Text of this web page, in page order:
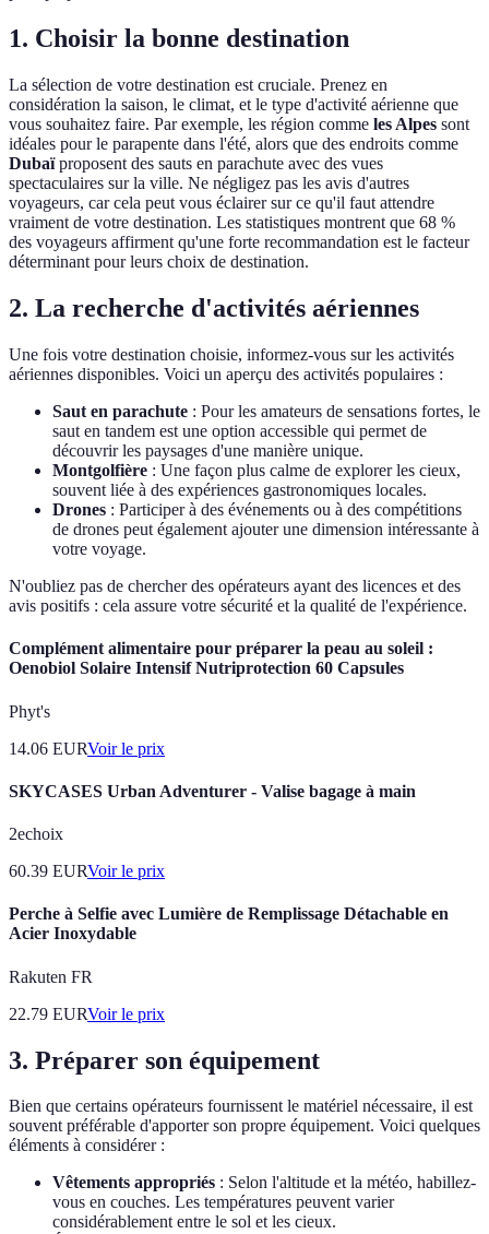
1. Choisir la bonne destination
La sélection de votre destination est cruciale. Prenez en
considération la saison, le climat, et le type d'activité aérienne que
vous souhaitez faire. Par exemple, les région comme les Alpes sont
idéales pour le parapente dans l'été, alors que des endroits comme
Dubaïproposent des sauts en parachute avec des vues
spectaculaires sur la ville. Ne négligez pas les avis d'autres
voyageurs, car cela peut vous éclairer sur ce qu'il faut attendre
vraiment de votre destination. Les statistiques montrent que 68 %
des voyageurs affirment qu'une forte recommandation est le facteur
déterminant pour leurs choix de destination.
2. La recherche d'activités aériennes
Une fois votre destination choisie, informez-vous sur les activités
aériennes disponibles. Voici un aperçu des activités populaires :
Saut en parachute : Pour les amateurs de sensations fortes, le
saut en tandem est une option accessible qui permet de
découvrir les paysages d'une manière unique.
Montgolfière : Une façon plus calme de explorer les cieux,
souvent liée à des expériences gastronomiques locales.
Drones : Participer à des événements ou à des compétitions
de drones peut également ajouter une dimension intéressante à
votre voyage.
N'oubliez pas de chercher des opérateurs ayant des licences et des
avis positifs : cela assure votre sécurité et la qualité de l'expérience.
Complément alimentaire pour préparer la peau au soleil :
Oenobiol Solaire Intensif Nutriprotection 60 Capsules
Phyt's
14.06 EURVoir le prix
SKYCASES Urban Adventurer - Valise bagage à main
2echoix
60.39 EURVoir le prix
Perche à Selfie avec Lumière de Remplissage Détachable en
Acier Inoxydable
Rakuten FR
22.79 EURVoir le prix
3. Préparer son équipement
Bien que certains opérateurs fournissent le matériel nécessaire, il est
souvent préférable d'apporter son propre équipement. Voici quelques
éléments à considérer :
Vêtements appropriés : Selon l'altitude et la météo, habillez-
vous en couches. Les températures peuvent varier
considérablement entre le sol et les cieux.